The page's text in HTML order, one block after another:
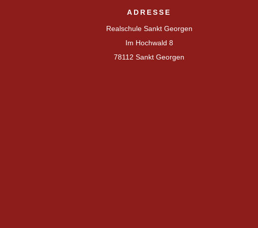
ADRESSE
Realschule Sankt Georgen
Im Hochwald 8
78112 Sankt Georgen